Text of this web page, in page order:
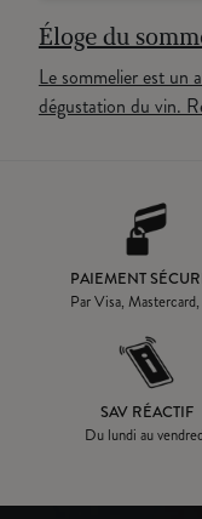
Éloge du
Le sommelier est un
dégustation du vin.
PAIEMENT
Par Visa,
SAV RÉACTIF
Du lundi au